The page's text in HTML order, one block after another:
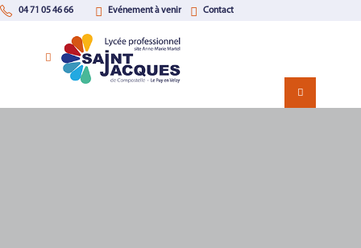
04 71 05 46 66 Evénement à venir Contact